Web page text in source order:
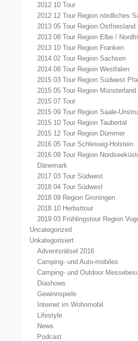
2012 10 Tour
2012 12 Tour Region nördliches
2013 05 Tour Region Ostfriesland
2013 08 Tour Region Elbe /
2013 10 Tour Region Franken
2014 02 Tour Region Sachsen
2014 08 Tour Region Westfalen
2015 03 Tour Region Südwest
2015 05 Tour Region
2015 07 Tour
2015 09 Tour Region Saale-
2015 10 Tour Region Taubertal
2015 12 Tour Region Dümmer
2016 05 Tour Schleswig-Holstein
2016 09 Tour Region
Dänemark
2017 03 Tour Südwest
2018 04 Tour Südwest
2018 09 Region Groningen
2018 10 Herbsttour
2019 03 Frühlingstour Region
Uncategorized
Unkategorisiert
Adventsrätsel 2016
Camping- und Auto-mobiles
Camping- und Outdoor
Diashows
Gewinnspiele
Internet im Wohnmobil
Lifestyle
News
Podcast